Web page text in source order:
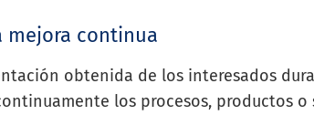
mejora continua
obtenida de los interesados
los procesos, productos